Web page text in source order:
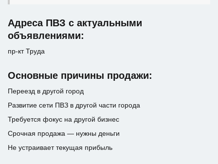
Адреса ПВЗ с актуальными
объявлениями:
пр-кт Труда
Основные причины продажи:
Переезд в другой город
Развитие сети ПВЗ в другой части города
Требуется фокус на другой бизнес
Срочная продажа — нужны деньги
Не устраивает текущая прибыль